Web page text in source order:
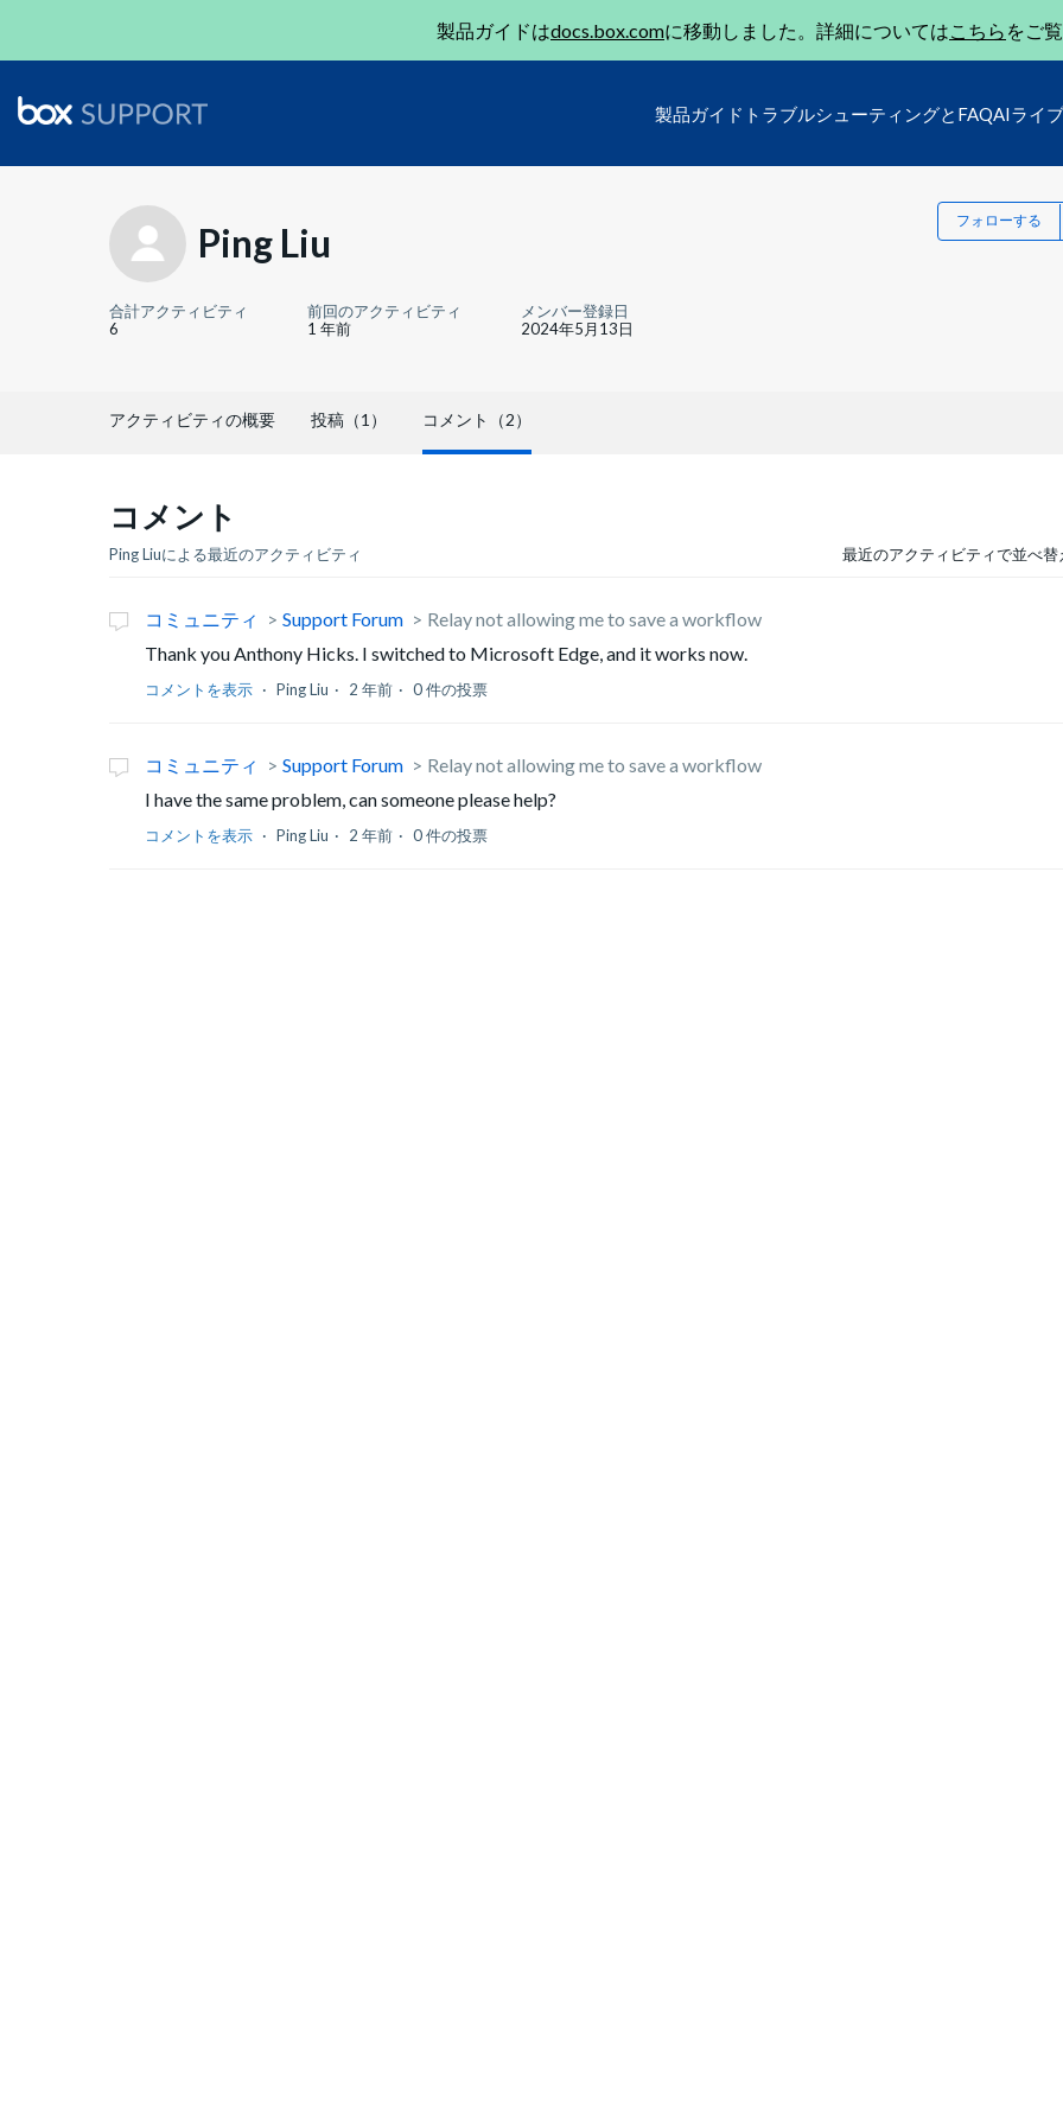
製品ガイドはdocs.box.comに移動しました。詳細についてはこちら をご
製品ガイド トラブルシューティングとFAQAIライ
Ping Liu フォローする
合計アクティビティ
6
前回のアクティビティ
1 年前
メンバー登録日
2024年5月13日
アクティビティの概要 投稿（1） コメント（2）
コメント
Ping Liuによる最近のアクティビティ 最近のアクティビティで並べ
コミュニティ Support Forum
Relay not allowing me to save a workflow
Thank you Anthony Hicks. I switched to Microsoft Edge, and it works now.
コメントを表示 Ping Liu 2 年前 0 件の投票
コミュニティ Support Forum
Relay not allowing me to save a workflow
I have the same problem, can someone please help?
コメントを表示 Ping Liu 2 年前 0 件の投票